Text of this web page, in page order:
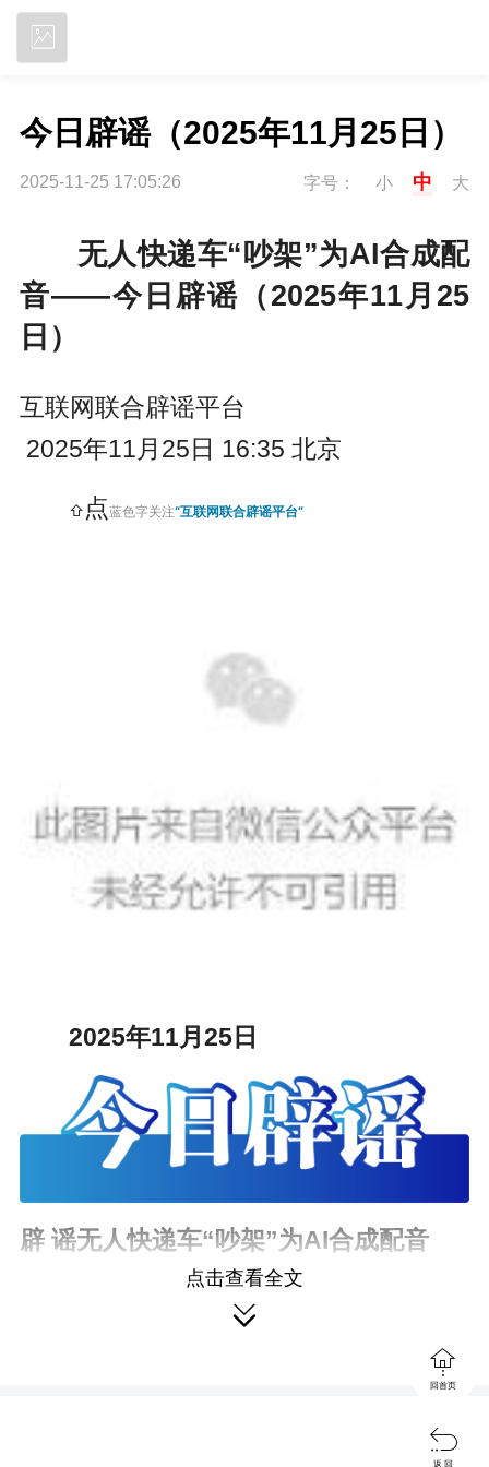
今日辟谣（2025年11月25日）
2025-11-25 17:05:26 字号： 小 中 大
无人快递车“吵架”为AI合成配
音——今日辟谣（2025年11月25
日）
互联网联合辟谣平台
2025年11月25日 16:35 北京
⇧ 点蓝色字关注“互联网联合辟谣平台”
2025年11月25日
辟 谣无人快递车“吵架”为AI合成配音
近日，网络上流传多个“无人快递
车吵架”的视频片段，视频配音主要内容
有：“让一下，向右让一下”“你不认识
人吗？请帮帮我，我出不去了”“退！
点击查看全文


回首页

返 回